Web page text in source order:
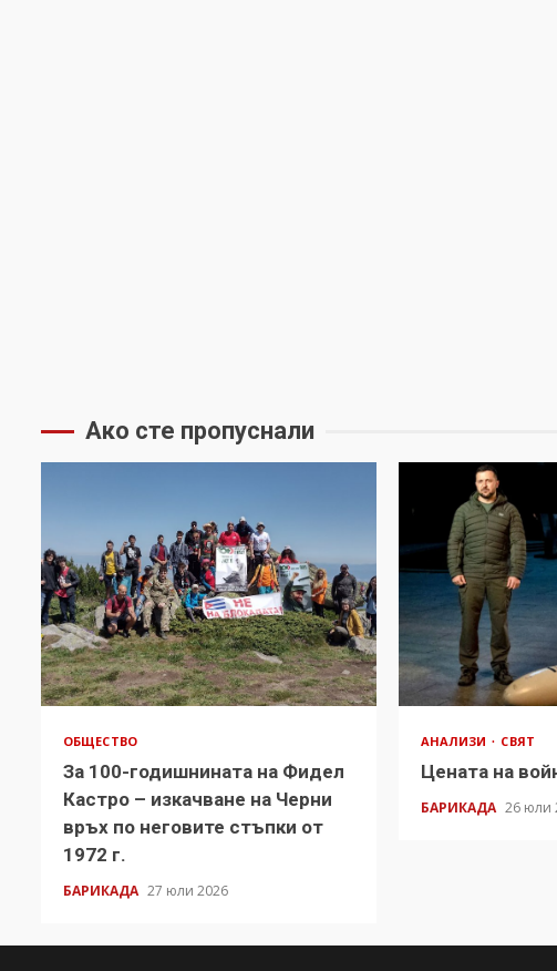
Ако сте пропуснали
ОБЩЕСТВО
За 100-годишнината на Фидел
Кастро – изкачване на Черни
връх по неговите стъпки от
1972 г.
БАРИКАДА 27 юли 2026
АНАЛИЗИ СВЯТ
Цената на
БАРИКАДА 26 юли